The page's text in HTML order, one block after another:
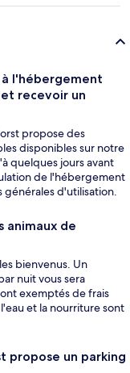
à l'hébergement
recevoir un
propose des
disponibles sur notre
quelques jours avant
de l'hébergement
générales d'utilisation.
animaux de
bienvenus. Un
nuit vous sera
exemptés de frais
et la nourriture sont
propose un parking